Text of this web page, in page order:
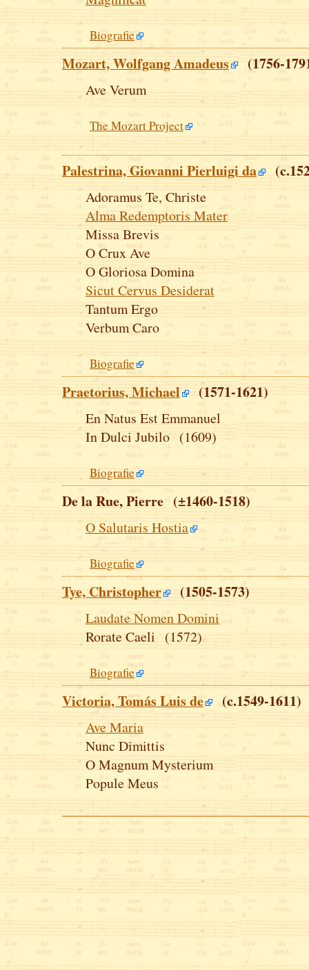
Biografie
Mozart, Wolfgang Amadeus (1756-
Ave Verum
The Mozart Project
Palestrina, Giovanni Pierluigi da
Adoramus Te, Christe
Alma Redemptoris Mater
Missa Brevis
O Crux Ave
O Gloriosa Domina
Sicut Cervus Desiderat
Tantum Ergo
Verbum Caro
Biografie
Praetorius, Michael (1571-1621)
En Natus Est Emmanuel
In Dulci Jubilo (1609)
Biografie
De la Rue, Pierre (±1460-1518)
O Salutaris Hostia
Biografie
Tye, Christopher (1505-1573)
Laudate Nomen Domini
Rorate Caeli (1572)
Biografie
Victoria, Tomás Luis de (c.1549-1611)
Ave Maria
Nunc Dimittis
O Magnum Mysterium
Popule Meus